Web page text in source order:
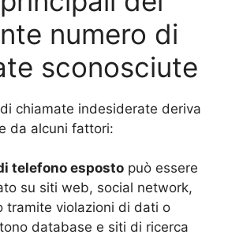
numero di
sconosciute
chiamate indesiderate deriva
da alcuni fattori:
telefono esposto può essere
su siti web, social network,
tramite violazioni di dati o
database e siti di ricerca